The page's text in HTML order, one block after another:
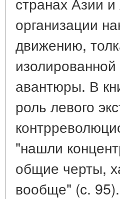
организации
движению,
авантюры. В
роль левого
"нашли
общие черты,
вообще" (с. 95).